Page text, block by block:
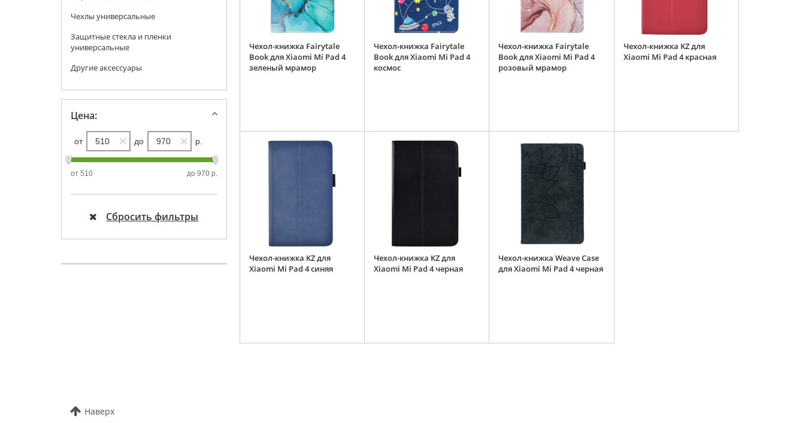
Чехлы универсальные
Защитные стекла и пленки
универсальные
Другие аксессуары
Цена:
от до р.
от 510 до 970 р.
Сбросить фильтры
Чехол-книжка Fairytale
Book для Xiaomi Mi Pad 4
зеленый мрамор
Чехол-книжка Fairytale
Book для Xiaomi Mi Pad 4
космос
Чехол-книжка Fairytale
Book для Xiaomi Mi Pad 4
розовый мрамор
Чехол-книжка KZ для
Xiaomi Mi Pad 4 красная
Чехол-книжка KZ для
Xiaomi Mi Pad 4 синяя
Чехол-книжка KZ для
Xiaomi Mi Pad 4 черная
Чехол-книжка Weave Case
для Xiaomi Mi Pad 4 черная
Наверх